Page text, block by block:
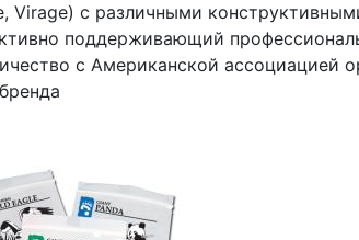
Virage) с различными
поддерживающий
с Американской ассоциацией